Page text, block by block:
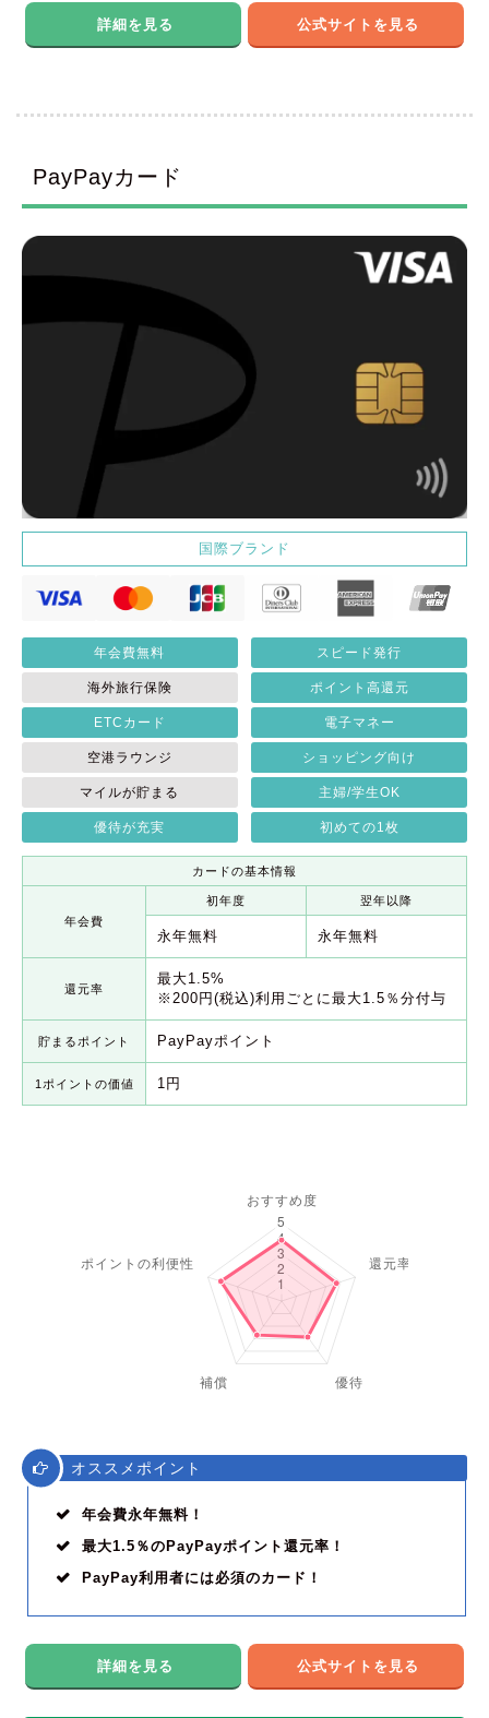
詳細を見る 公式サイトを見る
PayPayカード
国際ブランド
年会費無料 スピード発行
海外旅行保険 ポイント高還元
ETCカード 電子マネー
空港ラウンジ ショッピング向け
マイルが貯まる 主婦/学生OK
優待が充実 初めての1枚
カードの基本情報
年会費
初年度 翌年以降
永年無料 永年無料
還元率
最大1.5%
※200円(税込)利用ごとに最大1.5％分付与
貯まるポイント PayPayポイント
1ポイントの価値 1円
オススメポイント
年会費永年無料！
最大1.5％のPayPayポイント還元率！
PayPay利用者には必須のカード！
詳細を見る 公式サイトを見る